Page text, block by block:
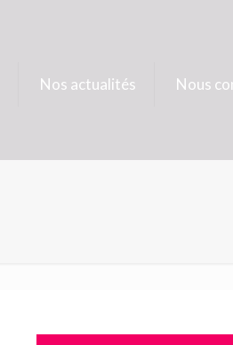
Nos actualités Nous